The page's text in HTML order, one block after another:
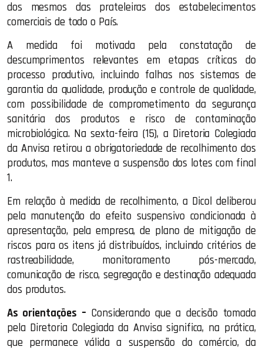
dos mesmos das prateleiras dos estabelecimentos
comerciais de todo o País.
A medida foi motivada pela constatação de
descumprimentos relevantes em etapas críticas do
processo produtivo, incluindo falhas nos sistemas de
garantia da qualidade, produção e controle de qualidade,
com possibilidade de comprometimento da segurança
sanitária dos produtos e risco de contaminação
microbiológica. Na sexta-feira (15), a Diretoria Colegiada
da Anvisa retirou a obrigatoriedade de recolhimento dos
produtos, mas manteve a suspensão dos lotes com final
1.
Em relação à medida de recolhimento, a Dicol deliberou
pela manutenção do efeito suspensivo condicionada à
apresentação, pela empresa, de plano de mitigação de
riscos para os itens já distribuídos, incluindo critérios de
rastreabilidade, monitoramento pós-mercado,
comunicação de risco, segregação e destinação adequada
dos produtos.
As orientações – Considerando que a decisão tomada
pela Diretoria Colegiada da Anvisa significa, na prática,
que permanece válida a suspensão do comércio, da